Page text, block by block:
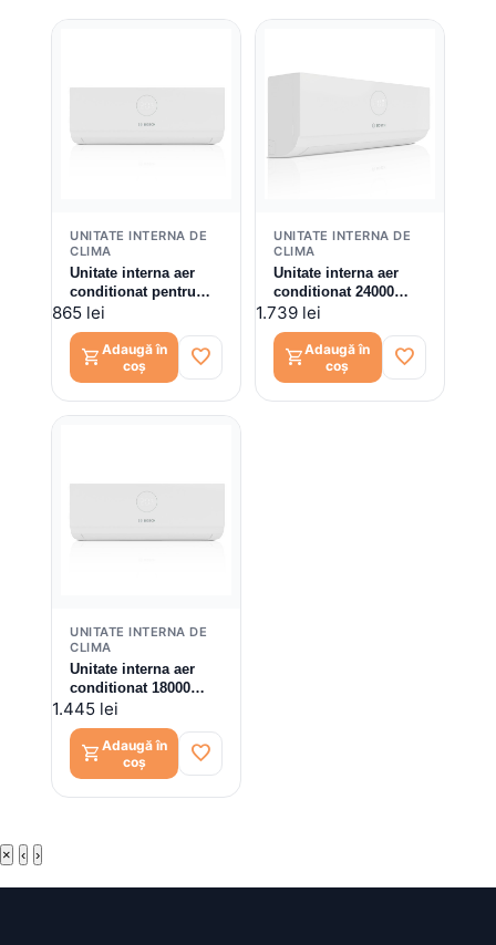
UNITATE INTERNA DE
CLIMA
Unitate interna aer
conditionat pentru
sisteme multi-split
Bosch Climate 300iU,
9000 BTU, silentios,
wi-fi ready,
7733701564
865 lei
shopping_cart Adaugă în
coș
favorite
UNITATE INTERNA DE
CLIMA
Unitate interna aer
conditionat 24000
BTU Bosch Climate
3000iU, silentios, wi-fi
ready, 7733701570
1.739 lei
shopping_cartAdaugă în
coș
favorite
UNITATE INTERNA DE
CLIMA
Unitate interna aer
conditionat 18000
BTU Bosch Climate
3000iU, silentios, wi-fi
ready, 7733701568
1.445 lei
shopping_cart Adaugă în
coș
favorite
× ‹ ›